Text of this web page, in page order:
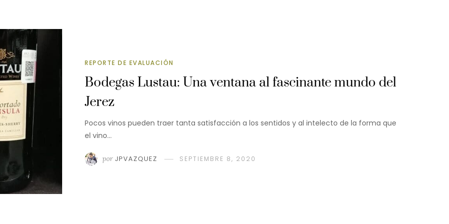
REPORTE DE EVALUACIÓN
Bodegas Lustau: Una ventana al fascinante mundo del
Jerez
Pocos vinos pueden traer tanta satisfacción a los sentidos y al intelecto de la forma que
el vino…
por JPVAZQUEZ SEPTIEMBRE 8, 2020